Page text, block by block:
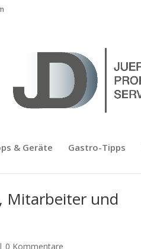
& Geräte Gastro-Tipps
Mitarbeiter und
| 0 Kommentare